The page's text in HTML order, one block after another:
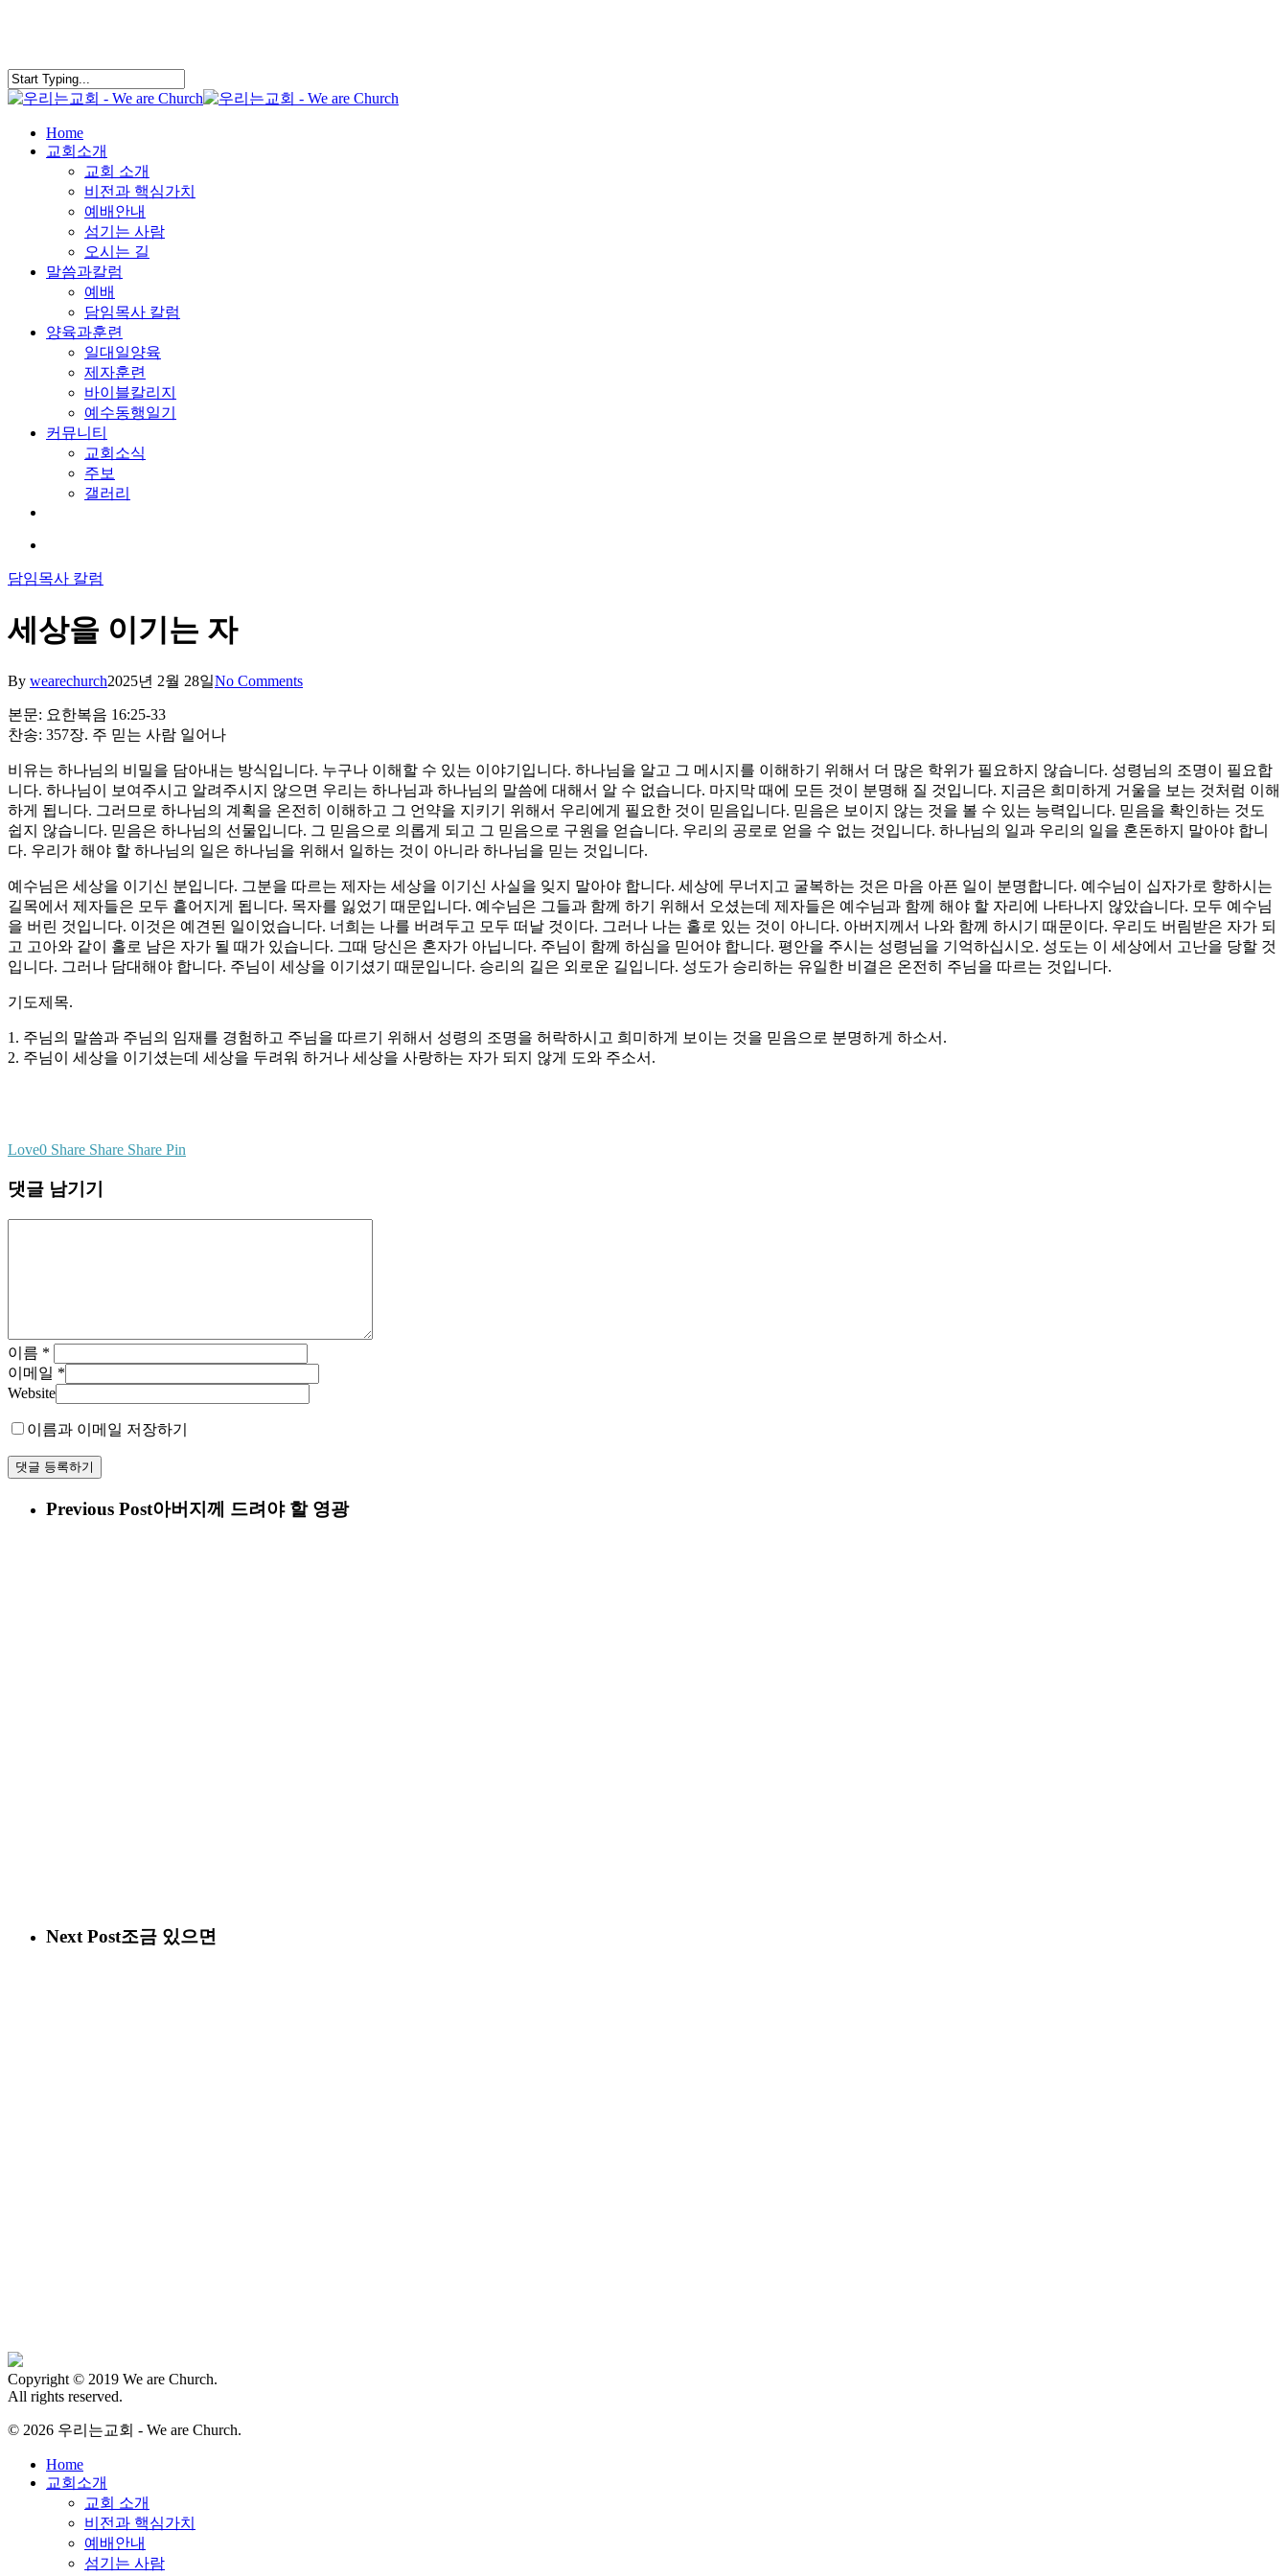
content
search
Menu
Home
교회소개
교회 소개
비전과 핵심가치
예배안내
섬기는 사람
오시는 길
말씀과칼럼
예배
담임목사 칼럼
양육과훈련
일대일양육
제자훈련
바이블칼리지
예수동행일기
커뮤니티
교회소식
주보
갤러리
담임목사 칼럼
세상을 이기는 자
By wearechurch2025년 2월 28일No Comments
본문: 요한복음 16:25-33
찬송: 357장. 주 믿는 사람 일어나
비유는 하나님의 비밀을 담아내는 방식입니다. 누구나 이해할 수 있는 이야기입니다. 하나님을 알고 그 메시지를 이해하기 위해서 더 많은 학위가 필요하지 않습니다. 성령님의 조명이 필요합
니다. 하나님이 보여주시고 알려주시지 않으면 우리는 하나님과 하나님의 말씀에 대해서 알 수 없습니다. 마지막 때에 모든 것이 분명해 질 것입니다. 지금은 희미하게 거울을 보는 것처럼 이해
하게 됩니다. 그러므로 하나님의 계획을 온전히 이해하고 그 언약을 지키기 위해서 우리에게 필요한 것이 믿음입니다. 믿음은 보이지 않는 것을 볼 수 있는 능력입니다. 믿음을 확인하는 것도
쉽지 않습니다. 믿음은 하나님의 선물입니다. 그 믿음으로 의롭게 되고 그 믿음으로 구원을 얻습니다. 우리의 공로로 얻을 수 없는 것입니다. 하나님의 일과 우리의 일을 혼돈하지 말아야 합니
다. 우리가 해야 할 하나님의 일은 하나님을 위해서 일하는 것이 아니라 하나님을 믿는 것입니다.
예수님은 세상을 이기신 분입니다. 그분을 따르는 제자는 세상을 이기신 사실을 잊지 말아야 합니다. 세상에 무너지고 굴복하는 것은 마음 아픈 일이 분명합니다. 예수님이 십자가로 향하시는
길목에서 제자들은 모두 흩어지게 됩니다. 목자를 잃었기 때문입니다. 예수님은 그들과 함께 하기 위해서 오셨는데 제자들은 예수님과 함께 해야 할 자리에 나타나지 않았습니다. 모두 예수님
을 버린 것입니다. 이것은 예견된 일이었습니다. 너희는 나를 버려두고 모두 떠날 것이다. 그러나 나는 홀로 있는 것이 아니다. 아버지께서 나와 함께 하시기 때문이다. 우리도 버림받은 자가 되
고 고아와 같이 홀로 남은 자가 될 때가 있습니다. 그때 당신은 혼자가 아닙니다. 주님이 함께 하심을 믿어야 합니다. 평안을 주시는 성령님을 기억하십시오. 성도는 이 세상에서 고난을 당할 것
입니다. 그러나 담대해야 합니다. 주님이 세상을 이기셨기 때문입니다. 승리의 길은 외로운 길입니다. 성도가 승리하는 유일한 비결은 온전히 주님을 따르는 것입니다.
기도제목.
1. 주님의 말씀과 주님의 임재를 경험하고 주님을 따르기 위해서 성령의 조명을 허락하시고 희미하게 보이는 것을 믿음으로 분명하게 하소서.
2. 주님이 세상을 이기셨는데 세상을 두려워 하거나 세상을 사랑하는 자가 되지 않게 도와 주소서.
Love0 Share Share Share Pin
댓글 남기기
이름 *
이메일 *
Website
이름과 이메일 저장하기
Previous Post아버지께 드려야 할 영광
Next Post조금 있으면
Copyright © 2019 We are Church.
All rights reserved.
© 2026 우리는교회 - We are Church.
Close
Menu
Home
교회소개
교회 소개
비전과 핵심가치
예배안내
섬기는 사람